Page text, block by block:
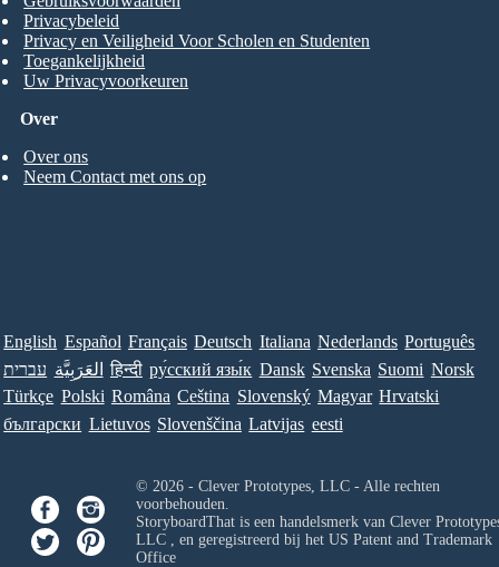
Over
Over ons
Neem Contact met ons op
Privacybeleid
Privacy en Veiligheid Voor Scholen en Studenten
Toegankelijkheid
Uw Privacyvoorkeuren
English Español Français Deutsch Italiana Nederlands Português
עברית العَرَبِيَّة हिन्दी ру́сский язы́к Dansk Svenska Suomi Norsk
Türkçe Polski Româna Ceština Slovenský Magyar Hrvatski
български Lietuvos Slovenščina Latvijas eesti
© 2026 - Clever Prototypes, LLC - Alle rechten
voorbehouden.
StoryboardThat is een handelsmerk van Clever
LLC, en geregistreerd bij het US Patent and Trademark
Office